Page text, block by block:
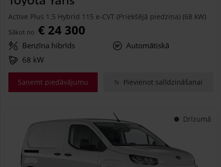
Active Plus 1.5 Hybrid 115 e-CVT (Priekšējā piedziņa) (68 kW)
Sākot no € 24 300
Benzīna hibrīds
Automātiskā
68 kW
Saņemt piedāvājumu Pievienot salīdzināšanai
Drīzumā